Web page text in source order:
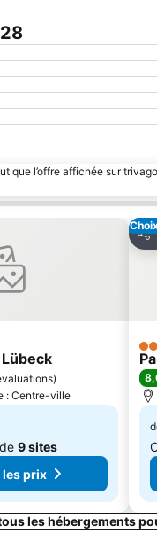
que l’offre affichée sur
)
: Centre-ville
9 sites
prix
4
les hébergements